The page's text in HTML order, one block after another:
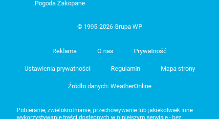
Pogoda Zakopane
© 1995-2026 Grupa WP
Reklama O nas Prywatność
Ustawienia prywatności Regulamin Mapa strony
Źródło danych: WeatherOnline
Pobieranie, zwielokrotnianie, przechowywanie lub jakiekolwiek inne
wykorzystywanie treści dostępnych w niniejszym serwisie - bez